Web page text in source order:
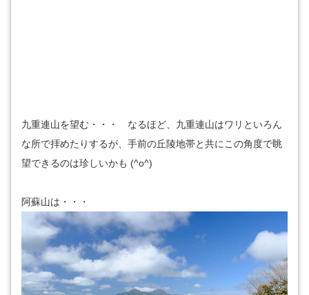
九重連山を望む・・・ なるほど、九重連山はワリといろん
な所で拝めたりするが、手前の丘陵地帯と共にこの角度で眺
望できるのは珍しいかも (^o^)
阿蘇山は・・・